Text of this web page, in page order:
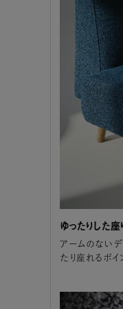
ゆったりした
アームのない
たり座れるポイ